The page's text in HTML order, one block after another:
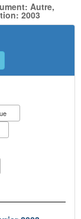
Autre,
2003